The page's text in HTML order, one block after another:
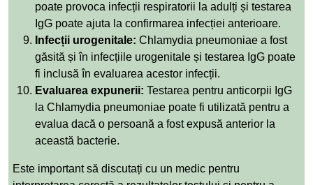
poate provoca infecții respiratorii la adulți și testarea
IgG poate ajuta la confirmarea infecției anterioare.
Infecții urogenitale: Chlamydia pneumoniae a fost
găsită și în infecțiile urogenitale și testarea IgG poate
fi inclusă în evaluarea acestor infecții.
Evaluarea expunerii: Testarea pentru anticorpii IgG
la Chlamydia pneumoniae poate fi utilizată pentru a
evalua dacă o persoană a fost expusă anterior la
această bacterie.
Este important să discutați cu un medic pentru